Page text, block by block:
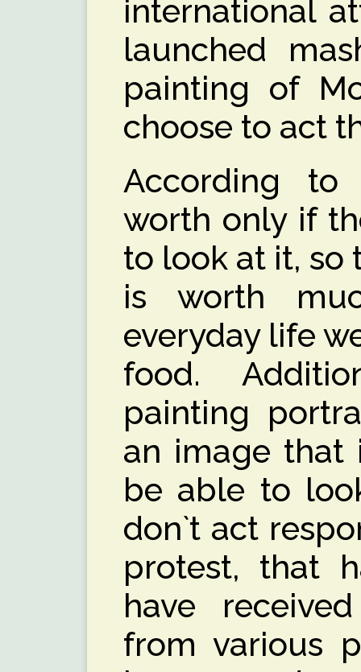
international
launched
painting of
choose to act
According to
worth only if
to look at it, so
is worth
everyday life
food.
painting
an image that
be able to
don`t act
protest, that
have
from various